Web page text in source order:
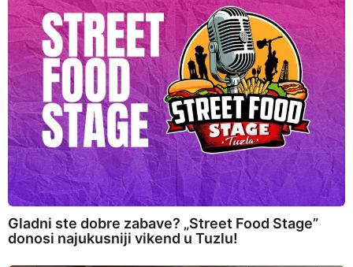
Gladni ste dobre zabave? „Street Food Stage”
donosi najukusniji vikend u Tuzlu!